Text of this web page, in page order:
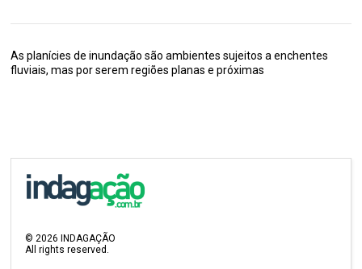
As planícies de inundação são ambientes sujeitos a enchentes
fluviais, mas por serem regiões planas e próximas
©2026 INDAGAÇÃO
All rights reserved.